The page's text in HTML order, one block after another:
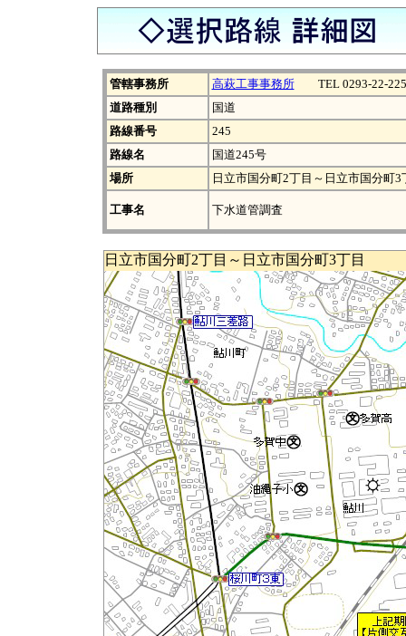
管轄事務所 高萩工事事務所TEL 0293-22-
道路種別
国道
路線番号
245
路線名
国道245号
場所
日立市国分町2丁目～日立市国分町3
工事名 下水道管調査
日立市国分町2丁目～日立市国分町3丁目